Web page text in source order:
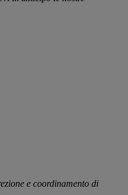
e coordinamento di